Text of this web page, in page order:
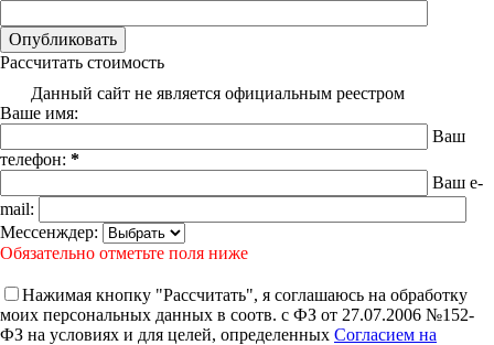
Рассчитать стоимость
Данный сайт не является официальным реестром
Ваше имя:
Ваш
телефон: *
Ваш e-
mail:
Мессенждер:
Обязательно отметьте поля ниже
Нажимая кнопку "Рассчитать", я соглашаюсь на обработку
моих персональных данных в соотв. с ФЗ от 27.07.2006 №152-
ФЗ на условиях и для целей, определенных Согласием на